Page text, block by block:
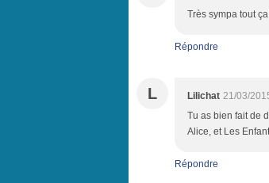
Très sympa tout
Répondre
L Lilichat 21/03/
Tu as bien fait de
Alice, et Les
Répondre